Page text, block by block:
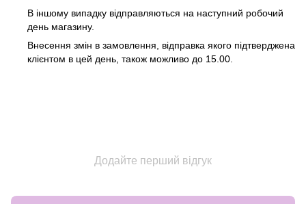
В іншому випадку відправляються на наступний робочий
день магазину.
Внесення змін в замовлення, відправка якого підтверджена
клієнтом в цей день, також можливо до 15.00.
Додайте перший відгук